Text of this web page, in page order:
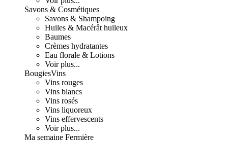
Savons & Cosmétiques
Savons & Shampoing
Huiles & Macérât huileux
Baumes
Crèmes hydratantes
Eau florale & Lotions
Voir plus...
BougiesVins
Vins rouges
Vins blancs
Vins rosés
Vins liquoreux
Vins effervescents
Voir plus...
Ma semaine Fermière